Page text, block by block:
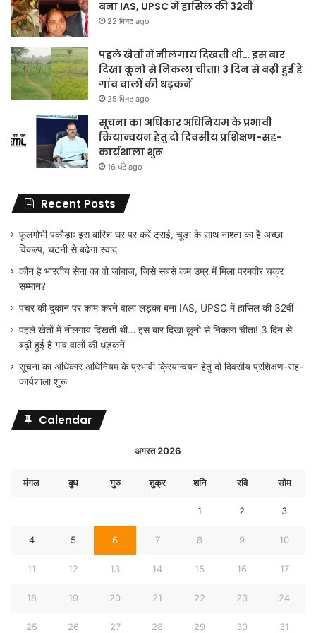
बना IAS, UPSC में हासिल की 32वीं
22 मिनट ago
पहले खेतों में नीलगाय दिखती थी… इस बार
दिखा कूनो से निकला चीता! 3 दिन से बढ़ी हुई हैं
गांव वालों की धड़कनें
25 मिनट ago
सूचना का अधिकार अधिनियम के प्रभावी
क्रियान्वयन हेतु दो दिवसीय प्रशिक्षण-सह-
कार्यशाला शुरू
16 घंटे ago
Recent Posts
फूलगोभी पकौड़ाः इस बारिश घर पर करें ट्राई, चूड़ा के साथ नाश्ता का है अच्छा
विकल्प, चटनी से बढ़ेगा स्वाद
कौन है भारतीय सेना का वो जांबाज, जिसे सबसे कम उम्र में मिला परमवीर चक्र
सम्मान?
पंचर की दुकान पर काम करने वाला लड़का बना IAS, UPSC में हासिल की 32वीं
पहले खेतों में नीलगाय दिखती थी… इस बार दिखा कूनो से निकला चीता! 3 दिन से
बढ़ी हुई हैं गांव वालों की धड़कनें
सूचना का अधिकार अधिनियम के प्रभावी क्रियान्वयन हेतु दो दिवसीय प्रशिक्षण-सह-
कार्यशाला शुरू
Calendar
अगस्त 2026
मंगल बुध गुरु शुक्र शनि रवि सोम
1 2 3
4 5 6 7 8 9 10
11 12 13 14 15 16 17
18 19 20 21 22 23 24
25 26 27 28 29 30 31